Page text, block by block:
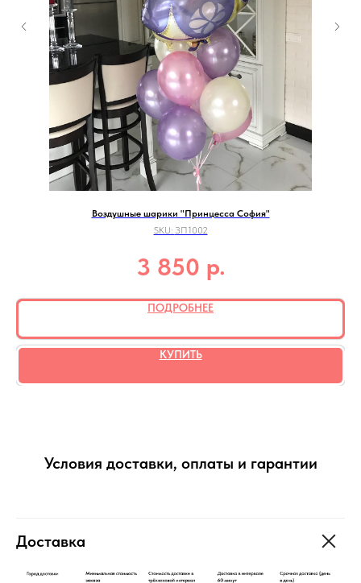
Воздушные шарики "Принцесса София"
SKU: ЗП1002
3 850 р.
ПОДРОБНЕЕ
КУПИТЬ
Условия доставки, оплаты и гарантии
Доставка